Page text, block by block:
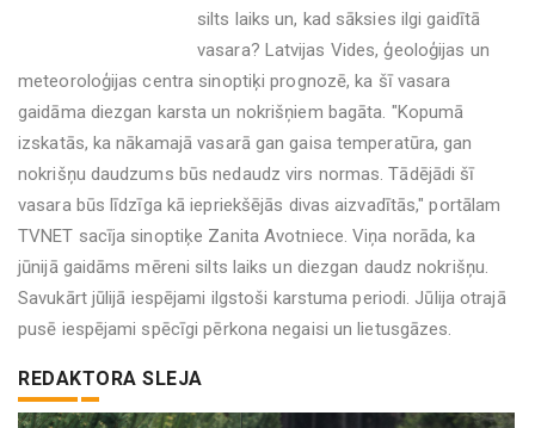
silts laiks un, kad sāksies ilgi gaidītā
vasara? Latvijas Vides, ģeoloģijas un
meteoroloģijas centra sinoptiķi prognozē, ka šī vasara
gaidāma diezgan karsta un nokrišņiem bagāta. "Kopumā
izskatās, ka nākamajā vasarā gan gaisa temperatūra, gan
nokrišņu daudzums būs nedaudz virs normas. Tādējādi šī
vasara būs līdzīga kā iepriekšējās divas aizvadītās," portālam
TVNET sacīja sinoptiķe Zanita Avotniece. Viņa norāda, ka
jūnijā gaidāms mēreni silts laiks un diezgan daudz nokrišņu.
Savukārt jūlijā iespējami ilgstoši karstuma periodi. Jūlija otrajā
pusē iespējami spēcīgi pērkona negaisi un lietusgāzes.
REDAKTORA SLEJA